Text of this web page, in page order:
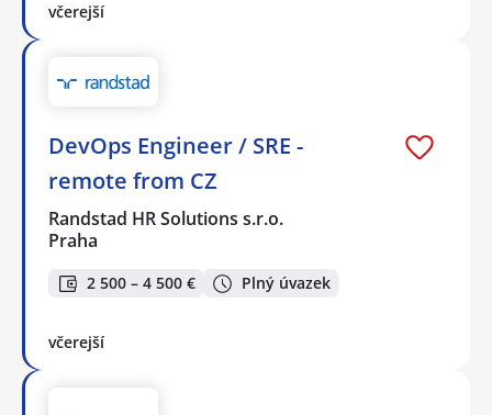
včerejší
DevOps Engineer / SRE -
remote from CZ
Randstad HR Solutions s.r.o.
Praha
2 500 – 4 500 € Plný úvazek
včerejší